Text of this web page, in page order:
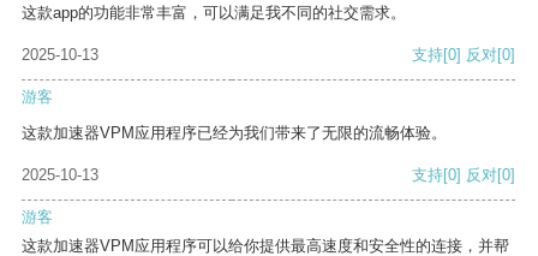
这款app的功能非常丰富，可以满足我不同的社交需求。
2025-10-13 支持[0] 反对[0]
游客
这款加速器VPM应用程序已经为我们带来了无限的流畅体验。
2025-10-13 支持[0] 反对[0]
游客
这款加速器VPM应用程序可以给你提供最高速度和安全性的连接，并帮